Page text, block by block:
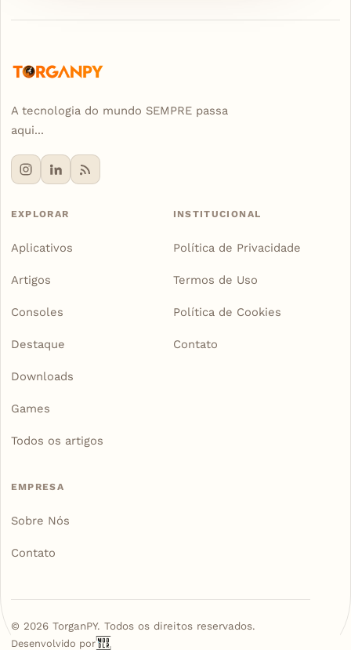
A tecnologia do mundo SEMPRE passa
aqui...
EXPLORAR
Aplicativos
Artigos
Consoles
Destaque
Downloads
Games
Todos os artigos
INSTITUCIONAL
Política de Privacidade
Termos de Uso
Política de Cookies
Contato
EMPRESA
Sobre Nós
Contato
© 2026TorganPY. Todos os direitos reservados.
Desenvolvido por